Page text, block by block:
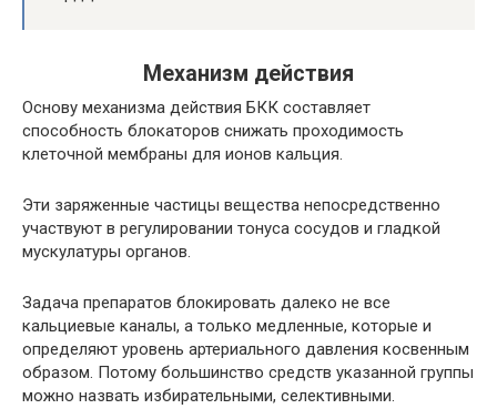
Механизм действия
Основу механизма действия БКК составляет
способность блокаторов снижать проходимость
клеточной мембраны для ионов кальция.
Эти заряженные частицы вещества непосредственно
участвуют в регулировании тонуса сосудов и гладкой
мускулатуры органов.
Задача препаратов блокировать далеко не все
кальциевые каналы, а только медленные, которые и
определяют уровень артериального давления косвенным
образом. Потому большинство средств указанной группы
можно назвать избирательными, селективными.